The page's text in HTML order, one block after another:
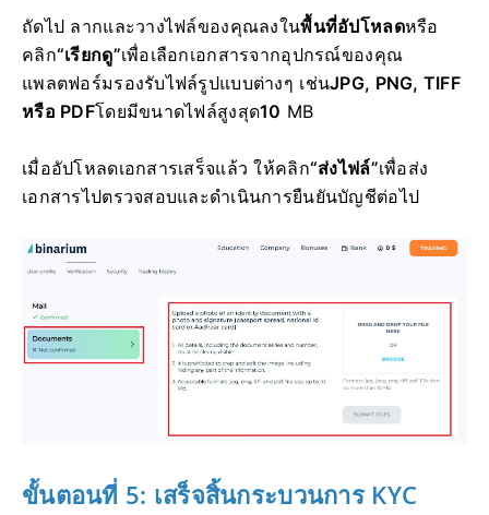
ถัดไป ลากและวางไฟล์ของคุณลงในพื้นที่อัปโหลดหรือ
คลิก“เรียกดู”เพื่อเลือกเอกสารจากอุปกรณ์ของคุณ
แพลตฟอร์มรองรับไฟล์รูปแบบต่างๆ เช่นJPG, PNG, TIFF
หรือ PDFโดยมีขนาดไฟล์สูงสุด10 MB
เมื่ออัปโหลดเอกสารเสร็จแล้ว ให้คลิก“ส่งไฟล์”เพื่อส่ง
เอกสารไปตรวจสอบและดำเนินการยืนยันบัญชีต่อไป
ขั้นตอนที่ 5: เสร็จสิ้นกระบวนการ KYC